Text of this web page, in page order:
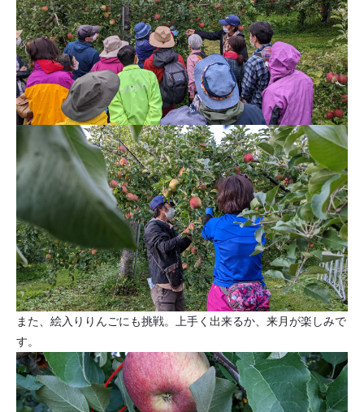
また、絵入りりんごにも挑戦。上手く出来るか、来月が楽しみで
す。